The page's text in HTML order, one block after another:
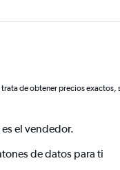
de obtener precios exactos,
el vendedor.
de datos para ti